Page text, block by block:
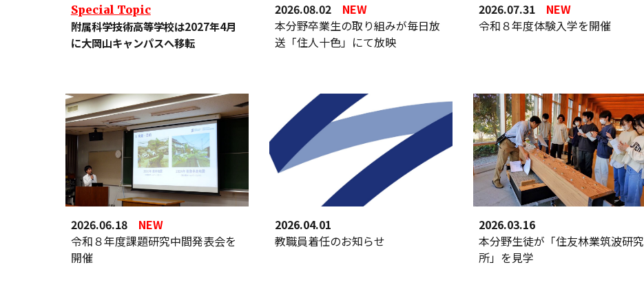
Special Topic
附属科学技術高等学校は2027年4月
に大岡山キャンパスへ移転
2026.08.02
NEW
本分野卒業生の取り組みが毎日放
送「住人十色」 にて放映
2026.07.31
NEW
令和８年度体験入学を開催
2026.06.18
NEW
令和８年度課題研究中間発表会を
開催
2026.04.01
教職員着任のお知らせ
2026.03.16
本分野生徒が「住友林業筑波研究
所」を見学